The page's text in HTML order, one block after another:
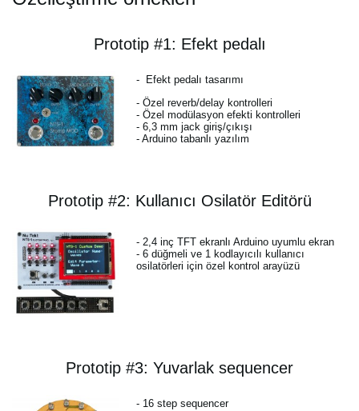
Prototip #1: Efekt pedalı
-
Efekt pedalı tasarımı
- Özel reverb/delay kontrolleri
- Özel modülasyon efekti kontrolleri
- 6,3 mm jack giriş/çıkışı
- Arduino tabanlı yazılım
Prototip #2: Kullanıcı Osilatör Editörü
- 2,4 inç TFT ekranlı Arduino uyumlu ekran
- 6 düğmeli ve 1 kodlayıcılı kullanıcı
osilatörleri için özel kontrol arayüzü
Prototip #3: Yuvarlak sequencer
- 16 step sequencer